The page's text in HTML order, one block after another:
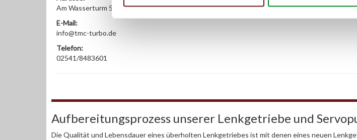
Am Wasserturm 55, Coesfeld, NRW, 48653, DE
E-Mail:
info@tmc-turbo.de
Telefon:
02541/8483601
Aufbereitungsprozess unserer Lenkgetriebe und
Die Qualität und Lebensdauer eines überholten Lenkgetriebes ist mit denen eines neuen